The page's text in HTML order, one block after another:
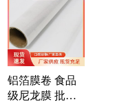
铝箔膜卷 食品
级尼龙膜 批发